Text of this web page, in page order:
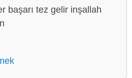
başarı tez gelir inşallah